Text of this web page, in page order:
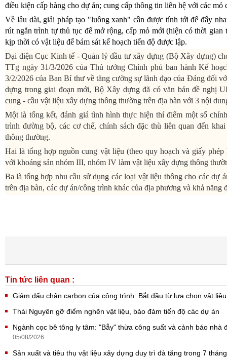
điều kiện cấp hàng cho dự án; cung cấp thông tin liên hệ với các
Về lâu dài, giải pháp tạo "luồng xanh" cần được tính tới để đẩy
rút ngắn trình tự thủ tục để mở rộng, cấp mỏ mới (hiện có thời
kịp thời có vật liệu để bám sát kế hoạch tiến độ được lập.
Đại diện Cục Kinh tế - Quản lý đầu tư xây dựng (Bộ Xây dựng)
TTg ngày 31/3/2026 của Thủ tướng Chính phủ ban hành Kế
3/2/2026 của Ban Bí thư về tăng cường sự lãnh đạo của Đảng đối
dựng trong giai đoạn mới, Bộ Xây dựng đã có văn bản đề nghị
cung - cầu vật liệu xây dựng thông thường trên địa bàn với 3 nội
Một là tổng kết, đánh giá tình hình thực hiện thí điểm một số
trình đường bộ, các cơ chế, chính sách đặc thù liên quan đến
thông thường.
Hai là tổng hợp nguồn cung vật liệu (theo quy hoạch và giấy
với khoáng sản nhóm III, nhóm IV làm vật liệu xây dựng thông
Ba là tổng hợp nhu cầu sử dụng các loại vật liệu thông cho các dự
trên địa bàn, các dự án/công trình khác của địa phương và khả năng
Tin tức liên quan :
Giảm dấu chân carbon của công trình: Bắt đầu từ lựa chọn vật
Thái Nguyên gỡ điểm nghẽn vật liệu, bảo đảm tiến độ các dự án
Ngành cọc bê tông ly tâm: "Bẫy" thừa công suất và cảnh báo
05/08/2026
Sản xuất và tiêu thụ vật liệu xây dựng duy trì đà tăng trong 7